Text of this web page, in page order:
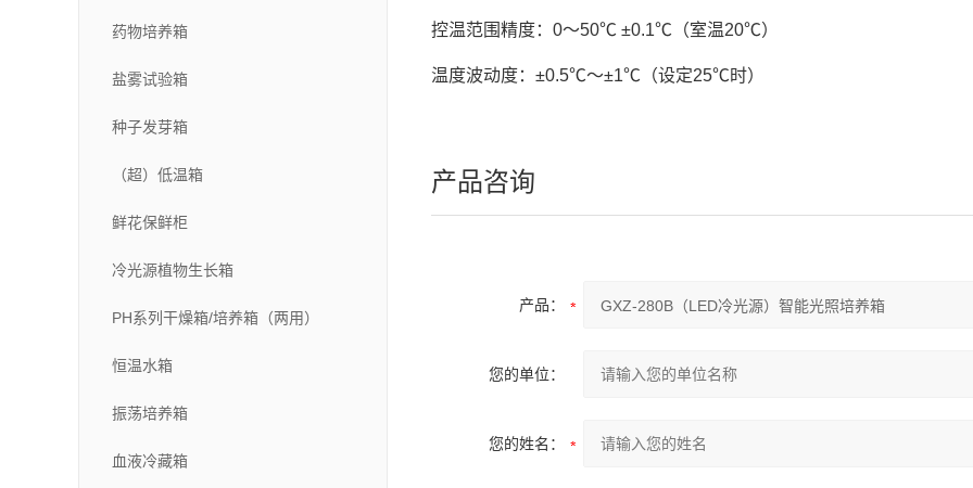
药物培养箱
盐雾试验箱
种子发芽箱
（超）低温箱
鲜花保鲜柜
冷光源植物生长箱
PH系列干燥箱/培养箱（两用）
恒温水箱
振荡培养箱
血液冷藏箱
控温范围精度：0～50℃ ±0.1℃（室温20℃）
温度波动度：±0.5℃～±1℃（设定25℃时）
产品咨询
产品：
您的单位：
您的姓名：